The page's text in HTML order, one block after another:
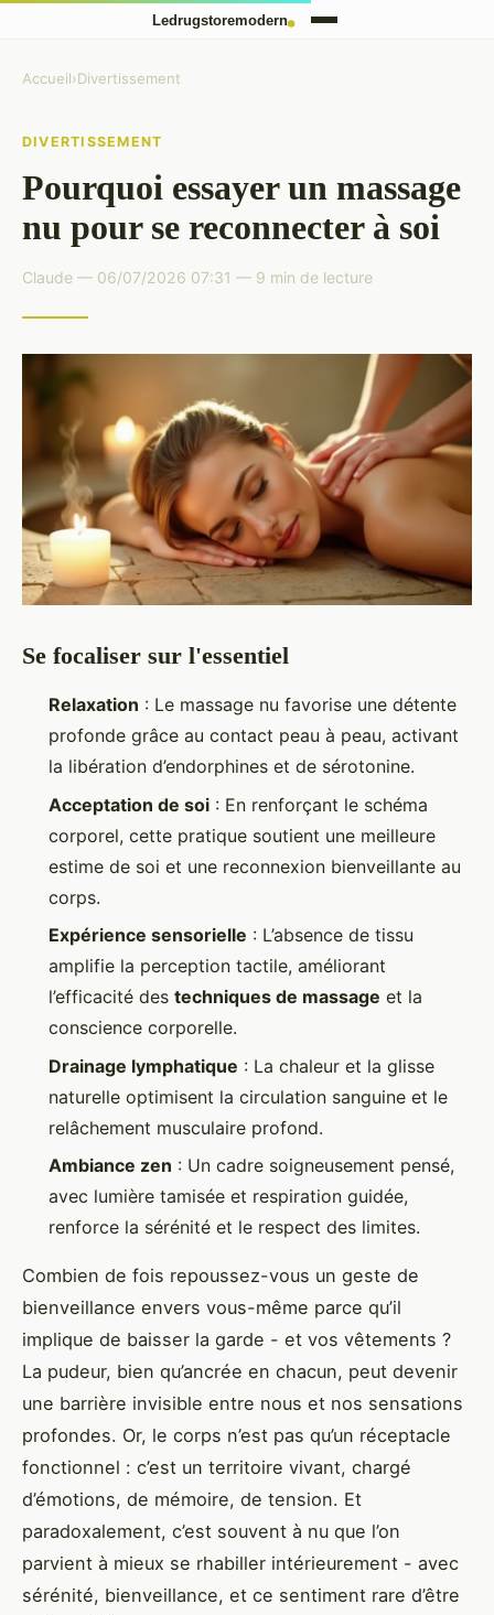
Accueil›Divertissement
DIVERTISSEMENT
Pourquoi essayer un massage
nu pour se reconnecter à soi
Claude — 06/07/2026 07:31 — 9 min de lecture
Se focaliser sur l'essentiel
Relaxation : Le massage nu favorise une détente
profonde grâce au contact peau à peau, activant
la libération d’endorphines et de sérotonine.
Acceptation de soi : En renforçant le schéma
corporel, cette pratique soutient une meilleure
estime de soi et une reconnexion bienveillante au
corps.
Expérience sensorielle : L’absence de tissu
amplifie la perception tactile, améliorant
l’efficacité des techniques de massage et la
conscience corporelle.
Drainage lymphatique : La chaleur et la glisse
naturelle optimisent la circulation sanguine et le
relâchement musculaire profond.
Ambiance zen : Un cadre soigneusement pensé,
avec lumière tamisée et respiration guidée,
renforce la sérénité et le respect des limites.
Combien de fois repoussez-vous un geste de
bienveillance envers vous-même parce qu’il
implique de baisser la garde - et vos vêtements ?
La pudeur, bien qu’ancrée en chacun, peut devenir
une barrière invisible entre nous et nos sensations
profondes. Or, le corps n’est pas qu’un réceptacle
fonctionnel : c’est un territoire vivant, chargé
d’émotions, de mémoire, de tension. Et
paradoxalement, c’est souvent à nu que l’on
parvient à mieux se rhabiller intérieurement - avec
sérénité, bienveillance, et ce sentiment rare d’être